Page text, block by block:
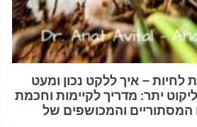
לחיות – איך ללקט נכון ומעט
יתר: מדריך לקיימות וחכמת
המסתוריים והמכושפים של